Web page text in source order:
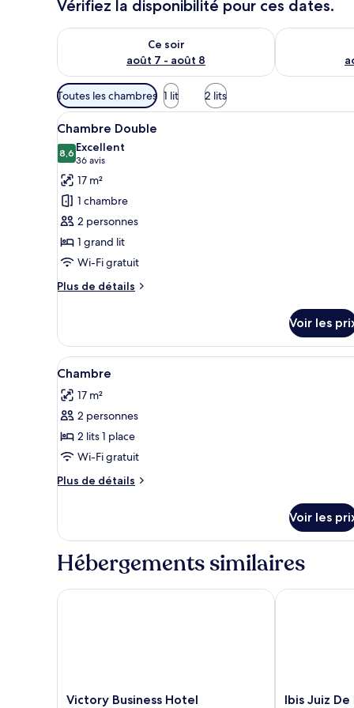
Vérifiez la disponibilité pour ces dates.
Ce soir
août 7 - août 8
Vérifier la disponibilité pour ce soir août 7 - août 8
Vérifier la
Filtres
disponibles
pour
les
chambres
Toutes les chambres 1 lit 2 lits
Afficher
toutes
les
photos
pour
ce
type
de
chambre :
Chambre
Une chambre d’hôtel avec
7
Chambre Double
8,68,6 sur 10
Excellent
36 avis
(36 avis)
17 m²
1 chambre
2 personnes
1 grand lit
Wi-Fi gratuit
Plus de détails
Plus
le
type
de
Chambre
Double
Voir les
Afficher
toutes
les
photos
pour
ce
type
de
Chambre
Minibar, coffres-forts dans
3
Chambre
17 m²
2 personnes
2 lits 1 place
Wi-Fi gratuit
Plus de détails
Plus
le
type
de
Chambre
Voir les
Hébergements similaires
Victory
Victory Business Hotel
Victory Business Hotel
Ibis
Ibis Juiz De
Ibis Juiz De